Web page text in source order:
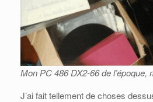
Mon PC 486 DX2-66 de l’époque,
J’ai fait tellement de choses